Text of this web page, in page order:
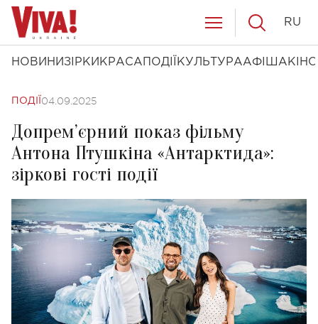
НОВИНИ ЗІРКИ КРАСА ПОДІЇ КУЛЬТУРААФІША КІНО
RU
ПОДІЇ 04.09.2025
Допрем’єрний показ фільму
Антона Птушкіна «Антарктида»:
зіркові гості події